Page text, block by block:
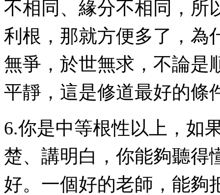
不相同、緣分不相同，所
利根，那就方便多了，為
無爭，於世無求，不論是
平靜，這是修道最好的條
6.你是中等根性以上，如
楚、講明白，你能夠聽得
好。一個好的老師，能夠